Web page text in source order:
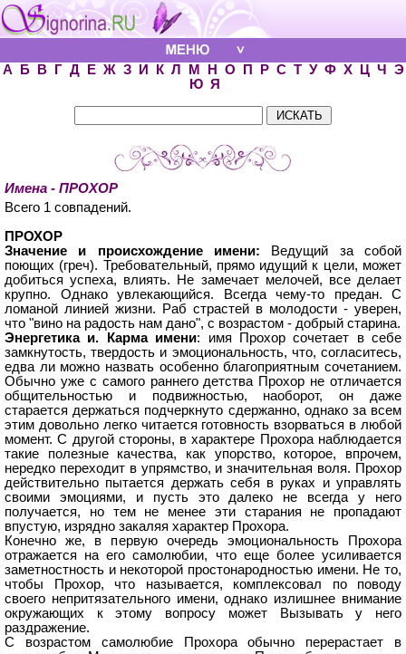
А Б В Г Д Е Ж З И К Л М Н О П Р С Т У Ф Х Ц Ч
Э
Ю Я
Имена - ПРОХОР
Всего 1 совпадений.
ПРОХОР
Значение и происхождение имени: Ведущий за собой
поющих (греч). Требовательный, прямо идущий к цели, может
добиться успеха, влиять. Не замечает мелочей, все делает
крупно. Однако увлекающийся. Всегда чему-то предан. С
ломаной линией жизни. Раб страстей в молодости - уверен,
что "вино на радость нам дано", с возрастом - добрый старина.
Энергетика и. Карма имени: имя Прохор сочетает в себе
замкнутость, твердость и эмоциональность, что, согласитесь,
едва ли можно назвать особенно благоприятным сочетанием.
Обычно уже с самого раннего детства Прохор не отличается
общительностью и подвижностью, наоборот, он даже
старается держаться подчеркнуто сдержанно, однако за всем
этим довольно легко читается готовность взорваться в любой
момент. С другой стороны, в характере Прохора наблюдается
такие полезные качества, как упорство, которое, впрочем,
нередко переходит в упрямство, и значительная воля. Прохор
действительно пытается держать себя в руках и управлять
своими эмоциями, и пусть это далеко не всегда у него
получается, но тем не менее эти старания не пропадают
впустую, изрядно закаляя характер Прохора.
Конечно же, в первую очередь эмоциональность Прохора
отражается на его самолюбии, что еще более усиливается
заметностность и некоторой простонародностью имени. Не то,
чтобы Прохор, что называется, комплексовал по поводу
своего непритязательного имени, однако излишнее внимание
окружающих к этому вопросу может Вызывать у него
раздражение.
С возрастом самолюбие Прохора обычно перерастает в